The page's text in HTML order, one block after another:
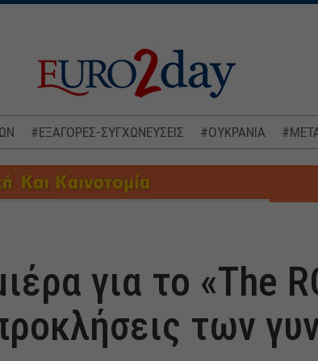
#ΕΞΑΓΟΡΕΣ-ΣΥΓΧΩΝΕΥΣΕΙΣ #ΟΥΚΡΑΝΙΑ
για το «The
των